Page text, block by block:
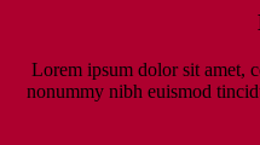
Lorem ipsum dolor sit amet,
nonummy nibh euismod